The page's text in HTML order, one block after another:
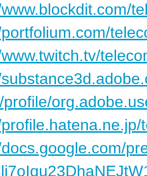
profile/